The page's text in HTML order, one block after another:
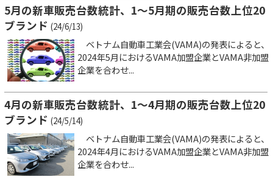
5月の新車販売台数統計、1～5月期の販売台数上位20
ブランド (24/6/13)
ベトナム自動車工業会(VAMA)の発表によると、
2024年5月におけるVAMA加盟企業とVAMA非加盟
企業を合わせ...
4月の新車販売台数統計、1～4月期の販売台数上位20
ブランド (24/5/14)
ベトナム自動車工業会(VAMA)の発表によると、
2024年4月におけるVAMA加盟企業とVAMA非加盟
企業を合わせ...